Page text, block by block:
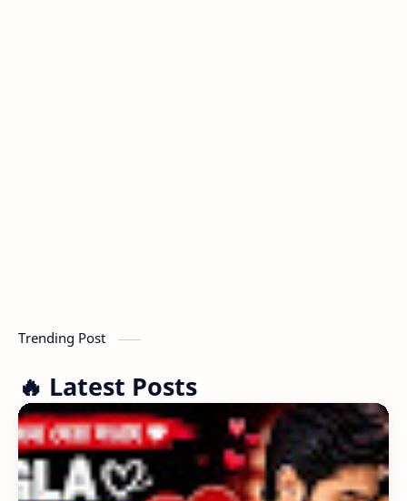
Trending Post
🔥 Latest Posts